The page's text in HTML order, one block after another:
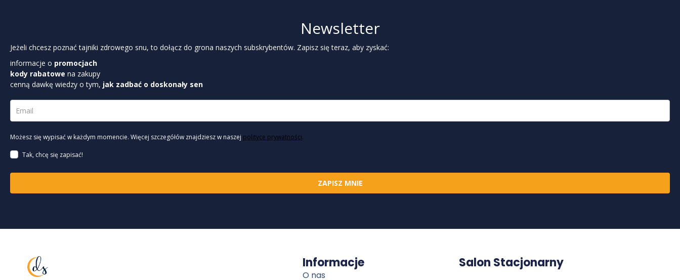
Newsletter
Jeżeli chcesz poznać tajniki zdrowego snu, to dołącz do grona naszych subskrybentów. Zapisz się teraz, aby zyskać:
informacje o promocjach
kody rabatowe na zakupy
cenną dawkę wiedzy o tym, jak zadbać o doskonały sen
Możesz się wypisać w każdym momencie. Więcej szczegółów znajdziesz w naszej polityce prywatności.
Tak, chcę się zapisać!
ZAPISZ MNIE
Informacje
O nas
Salon Stacjonarny